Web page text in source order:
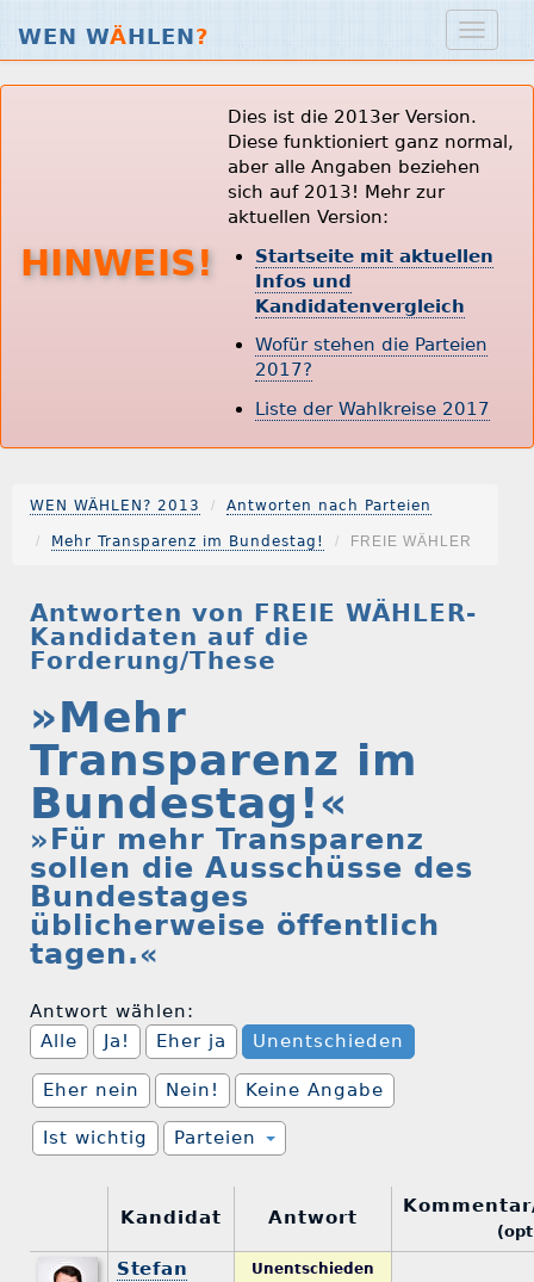
WEN WÄHLEN?
HINWEIS!
Dies ist die 2013er Version.
Diese funktioniert ganz normal,
aber alle Angaben beziehen
sich auf 2013! Mehr zur
aktuellen Version:
Startseite mit aktuellen
Infos und
Kandidatenvergleich
Wofür stehen die Parteien
2017?
Liste der Wahlkreise 2017
WEN WÄHLEN? 2013 Antworten nach Parteien
Mehr Transparenz im Bundestag! FREIE WÄHLER
Antworten von FREIE WÄHLER-
Kandidaten auf die
Forderung/These
»Mehr
Transparenz im
Bundestag!«
»Für mehr Transparenz
sollen die Ausschüsse des
Bundestages
üblicherweise öffentlich
tagen.«
Antwort wählen:
Alle
Ja! Eher ja Unentschieden
Eher nein Nein! Keine Angabe
Ist wichtig Parteien
Kandidat Antwort
Stefan
Unentschieden